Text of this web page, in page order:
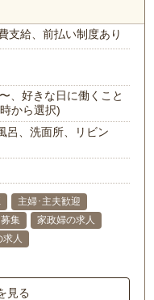
支給、前払い制度あり
、好きな日に働くこと
から選択)
呂、洗面所、リビン
主婦･主夫歓迎
集
家政婦の求人
求人
見る